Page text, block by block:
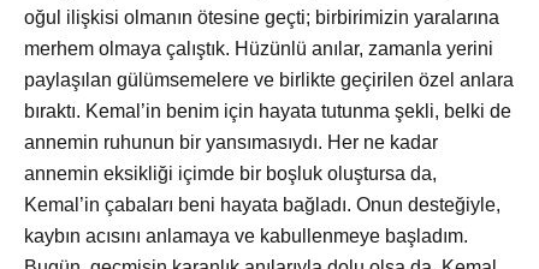
oğul ilişkisi olmanın ötesine geçti; birbirimizin yaralarına
merhem olmaya çalıştık. Hüzünlü anılar, zamanla yerini
paylaşılan gülümsemelere ve birlikte geçirilen özel anlara
bıraktı. Kemal’in benim için hayata tutunma şekli, belki de
annemin ruhunun bir yansımasıydı. Her ne kadar
annemin eksikliği içimde bir boşluk oluştursa da,
Kemal’in çabaları beni hayata bağladı. Onun desteğiyle,
kaybın acısını anlamaya ve kabullenmeye başladım.